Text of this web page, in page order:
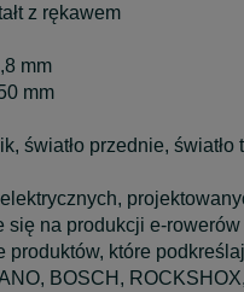
z rękawem
mm
mm
światło przednie, światło
się na produkcji e-
produktów, które
BOSCH,